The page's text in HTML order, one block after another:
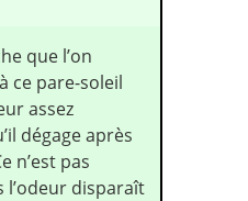
que l’on
ce pare-soleil
assez
dégage après
n’est pas
l’odeur disparaît